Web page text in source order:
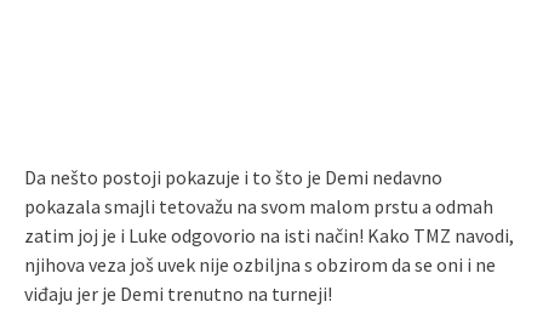
Da nešto postoji pokazuje i to što je Demi nedavno
pokazala smajli tetovažu na svom malom prstu a odmah
zatim joj je i Luke odgovorio na isti način! Kako TMZ navodi,
njihova veza još uvek nije ozbiljna s obzirom da se oni i ne
viđaju jer je Demi trenutno na turneji!